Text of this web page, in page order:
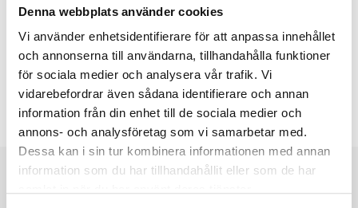
Denna webbplats använder cookies
Vi använder enhetsidentifierare för att anpassa innehållet
och annonserna till användarna, tillhandahålla funktioner
för sociala medier och analysera vår trafik. Vi
vidarebefordrar även sådana identifierare och annan
information från din enhet till de sociala medier och
annons- och analysföretag som vi samarbetar med.
Dessa kan i sin tur kombinera informationen med annan
information som du har tillhandahållit eller som de har
Featured products